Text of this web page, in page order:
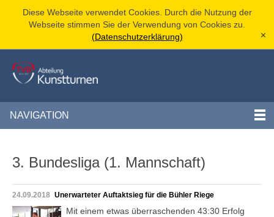
Diese Webseite verwendet Cookies. Durch die Nutzung der
Webseite stimmen Sie der Verwendung von Cookies zu.
(Datenschutzerklärung)
[x]
NAVIGATION
3. Bundesliga (1. Mannschaft)
24.09.2018 Unerwarteter Auftaktsieg für die Bühler Riege
Mit einem etwas überraschenden 43:30 Erfolg